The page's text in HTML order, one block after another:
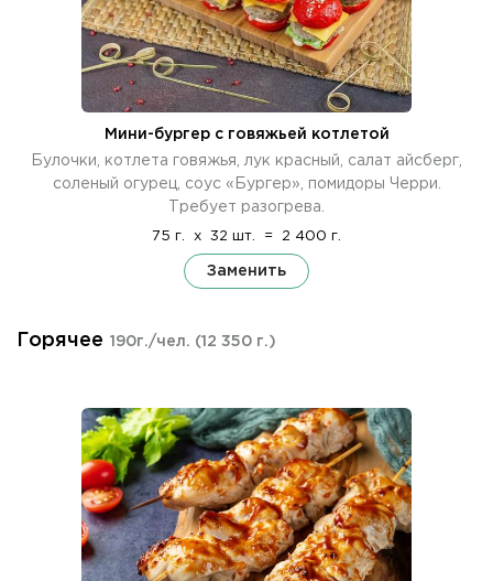
Мини-бургер с говяжьей котлетой
Булочки, котлета говяжья, лук красный, салат айсберг,
соленый огурец, соус «Бургер», помидоры Черри.
Требует разогрева.
75 г. x 32 шт. = 2 400 г.
Заменить
Горячее 190г./чел. (12 350 г.)